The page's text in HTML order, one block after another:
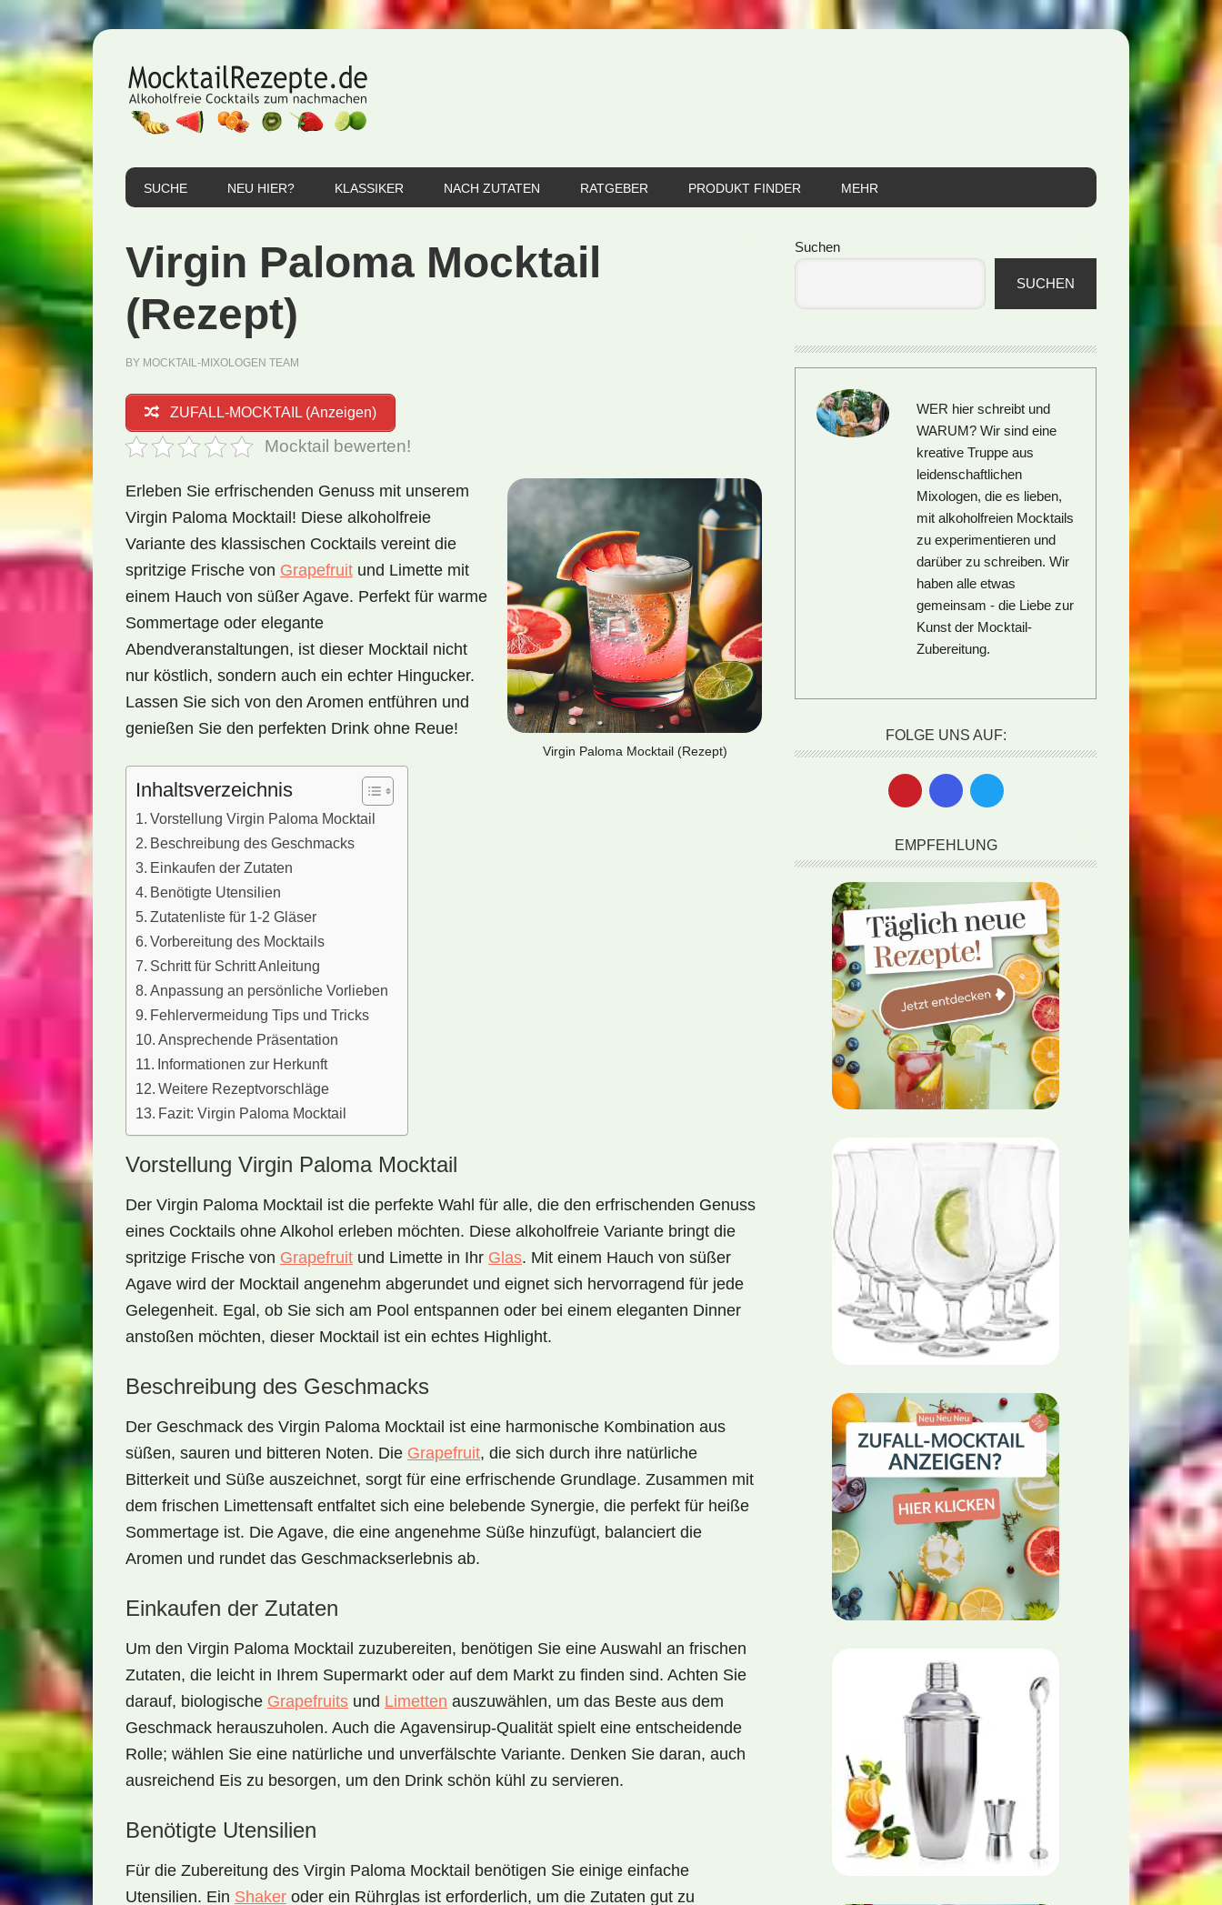
Hauptnavigation
springen
Inhalt
springen
Seitenspalte
springen
SUCHE NEU HIER? KLASSIKER NACH ZUTATEN RATGEBER PRODUKT FINDER MEHR
Virgin Paloma Mocktail
(Rezept)
BY MOCKTAIL-MIXOLOGEN TEAM
ZUFALL-MOCKTAIL (Anzeigen)
Mocktail bewerten!
Virgin Paloma Mocktail (Rezept)
Erleben Sie erfrischenden Genuss mit unserem
Virgin Paloma Mocktail! Diese alkoholfreie
Variante des klassischen Cocktails vereint die
spritzige Frische von Grapefruit und Limette mit
einem Hauch von süßer Agave. Perfekt für warme
Sommertage oder elegante
Abendveranstaltungen, ist dieser Mocktail nicht
nur köstlich, sondern auch ein echter Hingucker.
Lassen Sie sich von den Aromen entführen und
genießen Sie den perfekten Drink ohne Reue!
Inhaltsverzeichnis
Vorstellung Virgin Paloma Mocktail
Beschreibung des Geschmacks
Einkaufen der Zutaten
Benötigte Utensilien
Zutatenliste für 1-2 Gläser
Vorbereitung des Mocktails
Schritt für Schritt Anleitung
Anpassung an persönliche Vorlieben
Fehlervermeidung Tips und Tricks
Ansprechende Präsentation
Informationen zur Herkunft
Weitere Rezeptvorschläge
Fazit: Virgin Paloma Mocktail
Vorstellung Virgin Paloma Mocktail
Der Virgin Paloma Mocktail ist die perfekte Wahl für alle, die den erfrischenden Genuss
eines Cocktails ohne Alkohol erleben möchten. Diese alkoholfreie Variante bringt die
spritzige Frische von Grapefruit und Limette in Ihr Glas. Mit einem Hauch von süßer
Agave wird der Mocktail angenehm abgerundet und eignet sich hervorragend für jede
Gelegenheit. Egal, ob Sie sich am Pool entspannen oder bei einem eleganten Dinner
anstoßen möchten, dieser Mocktail ist ein echtes Highlight.
Beschreibung des Geschmacks
Der Geschmack des Virgin Paloma Mocktail ist eine harmonische Kombination aus
süßen, sauren und bitteren Noten. Die Grapefruit, die sich durch ihre natürliche
Bitterkeit und Süße auszeichnet, sorgt für eine erfrischende Grundlage. Zusammen mit
dem frischen Limettensaft entfaltet sich eine belebende Synergie, die perfekt für heiße
Sommertage ist. Die Agave, die eine angenehme Süße hinzufügt, balanciert die
Aromen und rundet das Geschmackserlebnis ab.
Einkaufen der Zutaten
Um den Virgin Paloma Mocktail zuzubereiten, benötigen Sie eine Auswahl an frischen
Zutaten, die leicht in Ihrem Supermarkt oder auf dem Markt zu finden sind. Achten Sie
darauf, biologische Grapefruits und Limetten auszuwählen, um das Beste aus dem
Geschmack herauszuholen. Auch die Agavensirup-Qualität spielt eine entscheidende
Rolle; wählen Sie eine natürliche und unverfälschte Variante. Denken Sie daran, auch
ausreichend Eis zu besorgen, um den Drink schön kühl zu servieren.
Benötigte Utensilien
Für die Zubereitung des Virgin Paloma Mocktail benötigen Sie einige einfache
Utensilien. Ein Shaker oder ein Rührglas ist erforderlich, um die Zutaten gut zu
Seitenspalte
Suchen
SUCHEN
WER hier schreibt und
WARUM?Wir sind eine
kreative Truppe aus
leidenschaftlichen
Mixologen, die es lieben,
mit alkoholfreien Mocktails
zu experimentieren und
darüber zu schreiben. Wir
haben alle etwas
gemeinsam - die Liebe zur
Kunst der Mocktail-
Zubereitung.
FOLGE UNS AUF:
EMPFEHLUNG